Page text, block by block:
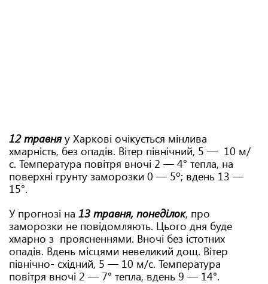
12 травняу Харкові очікується мiнлива
хмарнiсть, без опадiв. Вітер півнiчний, 5 — 10 м/
с. Температура повітря вночі 2 — 4° тепла, на
поверхнi грунту заморозки 0 — 5º; вдень 13 —
15°.
У прогнозі на 13 травня, понеділок, про
заморозки не повідомляють. Цього дня буде
хмарно з проясненнями. Вночi без iстотних
опадiв. Вдень місцями невеликий дощ. Вітер
півнiчно- схiдний, 5 — 10 м/с. Температура
повітря вночі 2 — 7° тепла, вдень 9 — 14°.